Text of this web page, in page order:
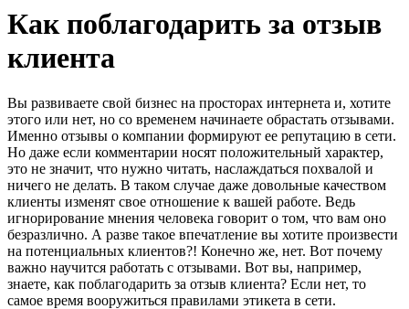
Как поблагодарить за отзыв
клиента
Вы развиваете свой бизнес на просторах интернета и, хотите
этого или нет, но со временем начинаете обрастать отзывами.
Именно отзывы о компании формируют ее репутацию в сети.
Но даже если комментарии носят положительный характер,
это не значит, что нужно читать, наслаждаться похвалой и
ничего не делать. В таком случае даже довольные качеством
клиенты изменят свое отношение к вашей работе. Ведь
игнорирование мнения человека говорит о том, что вам оно
безразлично. А разве такое впечатление вы хотите произвести
на потенциальных клиентов?! Конечно же, нет. Вот почему
важно научится работать с отзывами. Вот вы, например,
знаете, как поблагодарить за отзыв клиента? Если нет, то
самое время вооружиться правилами этикета в сети.